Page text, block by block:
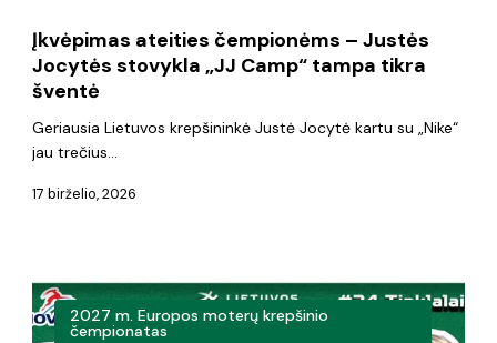
tampa
tikra
šventė
Įkvėpimas ateities čempionėms – Justės
Jocytės stovykla „JJ Camp“ tampa tikra
šventė
Geriausia Lietuvos krepšininkė Justė Jocytė kartu su „Nike“
jau trečius…
17 birželio, 2026
Gabija
Meškonytė:
2027 m. Europos moterų krepšinio
čempionatas